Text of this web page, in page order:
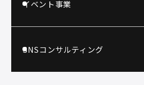
イベント事業
SNSコンサルティング